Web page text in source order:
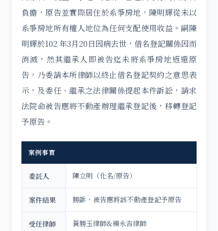
負擔，原告並實際居住於系爭房地，陳明輝從未以
系爭房地所有權人地位為任何支配使用收益。嗣陳
明輝於102 年3月20日因病去世，借名登記關係因而
消滅，然其繼承人即被告迄未將系爭房地返還原
告，乃委請本所律師以終止借名登記契約之意思表
示，及委任、繼承之法律關係提起本件訴訟，請求
法院命被告應將不動產辦理繼承登記後，移轉登記
予原告。
案例事實
委託人 陳立明（化名/原告）
案件結果 勝訴，被告應將該不動產登記予原告
受任律師 黃勝玉律師&楊永吉律師